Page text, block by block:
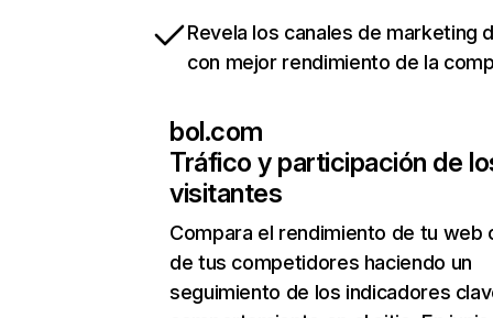
Revela los canales de marketing
con mejor rendimiento de la
bol.com
Tráfico y participación de
visitantes
Compara el rendimiento de tu web
de tus competidores haciendo un
seguimiento de los indicadores